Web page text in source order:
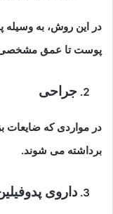
در این روش، به وسیله
پوست تا عمق مشخصی
جراحی
در مواردی که ضایعات
برداشته می شوند.
داروی